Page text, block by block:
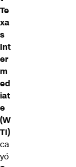
Te
xa
s
Int
er
m
ed
iat
e
(W
TI)
ca
yó